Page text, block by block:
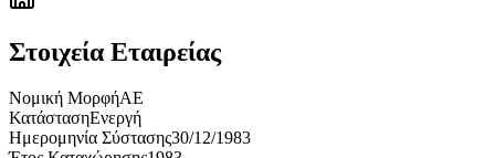
Στοιχεία Εταιρείας
Νομική ΜορφήΑΕ
ΚατάστασηΕνεργή
Ημερομηνία Σύστασης30/12/1983